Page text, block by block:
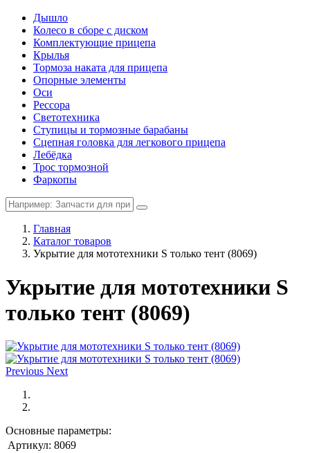
Дышло
Колесо в сборе с диском
Комплектующие прицепа
Крылья
Тормоза наката для прицепа
Опорные элементы
Оси
Рессора
Светотехника
Ступицы и тормозные барабаны
Сцепная головка для легкового прицепа
Лебёдка
Трос тормозной
Фаркопы
Главная
Каталог товаров
Укрытие для мототехники S только тент (8069)
Укрытие для мототехники S
только тент (8069)
Previous Next
Основные параметры:
Артикул: 8069